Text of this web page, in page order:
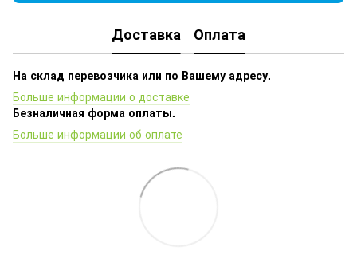
Доставка Оплата
На склад перевозчика или по Вашему адресу.
Больше информации о доставке
Безналичная форма оплаты.
Больше информации об оплате